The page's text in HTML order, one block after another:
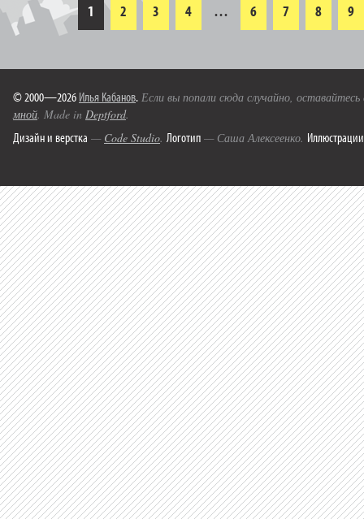
1 2 3 4 … 6 7 8 9
© 2000—2026 Илья Кабанов. Если вы попали сюда случайно,
мной. Made in Deptford.
Дизайн и верстка — Code Studio. Логотип — Саша Алексеенко. Иллюстрации